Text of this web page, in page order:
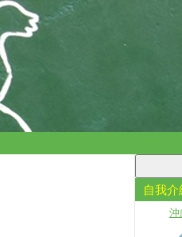
自我介
沖